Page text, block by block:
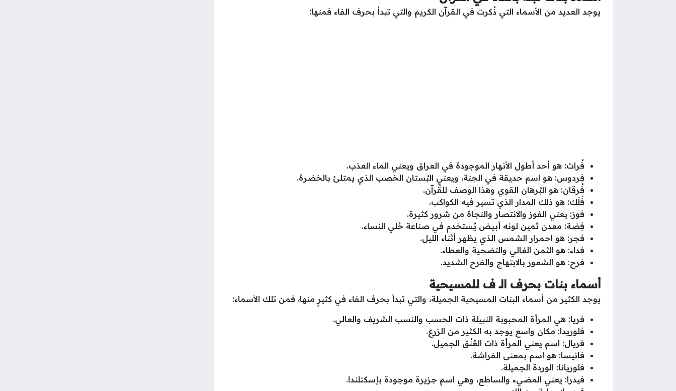
يوجد العديد من الأسماء التي ذُكرت في القرآن الكريم والتي تبدأ بحرف الفاء فمنها:
فُرات: هو أحد أطول الأنهار الموجودة في العراق ويعني الماء العذب.
فِردوس: هو اسم حديقة في الجنة، ويعني البُستان الخصب الذي يمتلئ بالخضرة.
فُرقان: هو البُرهان القوي وهذا الوصف للقٌرآن.
فَلَك: هو ذلك المدار الذي تسير فيه الكواكب.
فوز: يعني الفوز والانتصار والنجاة من شرور كثيرة.
فِضة: معدن ثمين لونه أبيض يُستخدم في صناعة حُلي النساء.
فجر: هو احمرار الشمس الذي يظهر أثناء الليل.
فداء: هو الثمن الغالي والتضحية والعطاء.
فرح: هو الشعور بالابتهاج والفرح الشديد.
أسماء بنات بحرف الـ ف للمسيحية
يوجد الكثير من أسماء البنات المسيحية الجميلة، والتي تبدأ بحرف الفاء في كثيرٍ منها، فمن تلك الأسماء:
فريا: هي المرأة المحبوبة النبيلة ذات الحسب والنسب الشريف والعالي.
فلوريدا: مكان واسع يوجد به الكثير من الزرع.
فريال: اسم يعني المرأة ذات العُنُق الجميل.
فانيسا: هو اسم بمعنى الفراشة.
فلوريانا: الوردة الجميلة.
فيدرا: يعني المضيء والساطع، وهي اسم جزيرة موجودة بإسكتلندا.